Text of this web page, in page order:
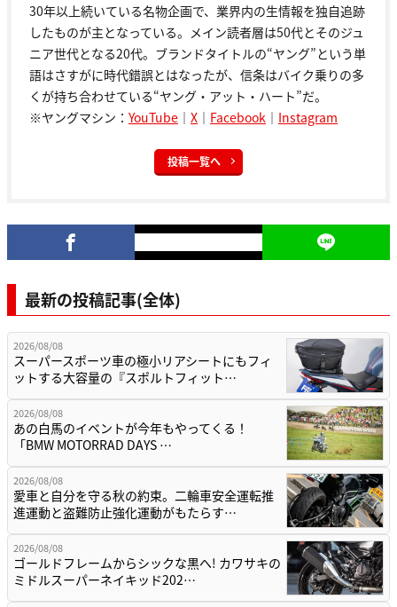
30年以上続いている名物企画で、業界内の生情報を独自追跡
したものが主となっている。メイン読者層は50代とそのジュ
ニア世代となる20代。ブランドタイトルの“ヤング”という単
語はさすがに時代錯誤とはなったが、信条はバイク乗りの多
くが持ち合わせている“ヤング・アット・ハート”だ。
※ヤングマシン： YouTube ｜ X ｜ Facebook ｜ Instagram
投稿一覧へ
最新の投稿記事(全体)
2026/08/08
スーパースポーツ車の極小リアシートにもフィ
ットする大容量の『スポルトフィット…
2026/08/08
あの白馬のイベントが今年もやってくる！
「BMW MOTORRAD DAYS …
2026/08/08
愛車と自分を守る秋の約束。二輪車安全運転推
進運動と盗難防止強化運動がもたらす…
2026/08/08
ゴールドフレームからシックな黒へ! カワサキの
ミドルスーパーネイキッド202…